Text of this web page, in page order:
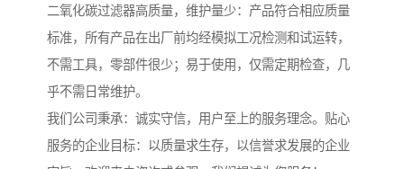
二氧化碳过滤器高质量，维护量少：产品符合相应质量
标准，所有产品在出厂前均经模拟工况检测和试运转，
不需工具，零部件很少；易于使用，仅需定期检查，几
乎不需日常维护。
我们公司秉承：诚实守信，用户至上的服务理念。贴心
服务的企业目标：以质量求生存，以信誉求发展的企业